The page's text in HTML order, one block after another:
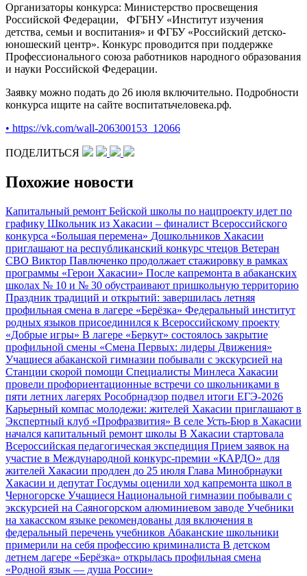
Организаторы конкурса: Министерство просвещения
Российской Федерации, ФГБНУ «Институт изучения
детства, семьи и воспитания» и ФГБУ «Российский детско-
юношеский центр». Конкурс проводится при поддержке
Профессионального союза работников народного образования
и науки Российской Федерации.
Заявку можно подать до 26 июля включительно. Подробности
конкурса ищите на сайте воспитатьчеловека.рф.
• https://vk.com/wall-206300153_12066
ПОДЕЛИТЬСЯ
Похожие новости
Капитальный ремонт Бейской школы по нацпроекту идет по
графику Школьник из Хакасии – финалист Всероссийского
конкурса «Большая перемена» Дошкольников Хакасии
приглашают на республиканский конкурс чтецов Ветеран
СВО Виктор Павлюченко продолжает стажировку в рамках
программы «Герои Хакасии» После капремонта в абаканских
школах № 10 и № 30 обустраивают пришкольную территорию
Праздник традиций и открытий: завершилась летняя
профильная смена в лагере «Берёзка» Федеральный институт
родных языков присоединился к Всероссийскому проекту
«Добрые игры» В лагере «Беркут» состоялось закрытие
профильной смены «Смена Первых: лидеры Движения»
Учащиеся абаканской гимназии побывали с экскурсией на
Станции скорой помощи Специалисты Минлеса Хакасии
провели профориентационные встречи со школьниками в
пяти летних лагерях Рособрнадзор подвел итоги ЕГЭ‑2026
Карьерный компас молодежи: жителей Хакасии приглашают в
Экспертный клуб «Профразвития» В селе Усть‑Бюр в Хакасии
начался капитальный ремонт школы В Хакасии стартовала
Всероссийская педагогическая экспедиция Прием заявок на
участие в Международной конкурс-премии «КАРДО» для
жителей Хакасии продлен до 25 июля Глава Минобрнауки
Хакасии и депутат Госдумы оценили ход капремонта школ в
Черногорске Учащиеся Национальной гимназии побывали с
экскурсией на Саяногорском алюминиевом заводе Учебники
на хакасском языке рекомендованы для включения в
федеральный перечень учебников Абаканские школьники
примерили на себя профессию криминалиста В детском
летнем лагере «Берёзка» открылась профильная смена
«Родной язык — душа России»